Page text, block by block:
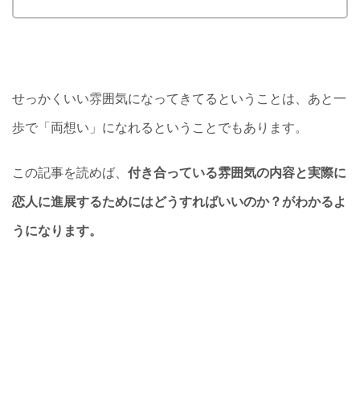
せっかくいい雰囲気になってきてるということは、あと一
歩で「両想い」になれるということでもあります。
この記事を読めば、 付き合っている雰囲気の内容と実際に
恋人に進展するためにはどうすればいいのか？がわかるよ
うになります。